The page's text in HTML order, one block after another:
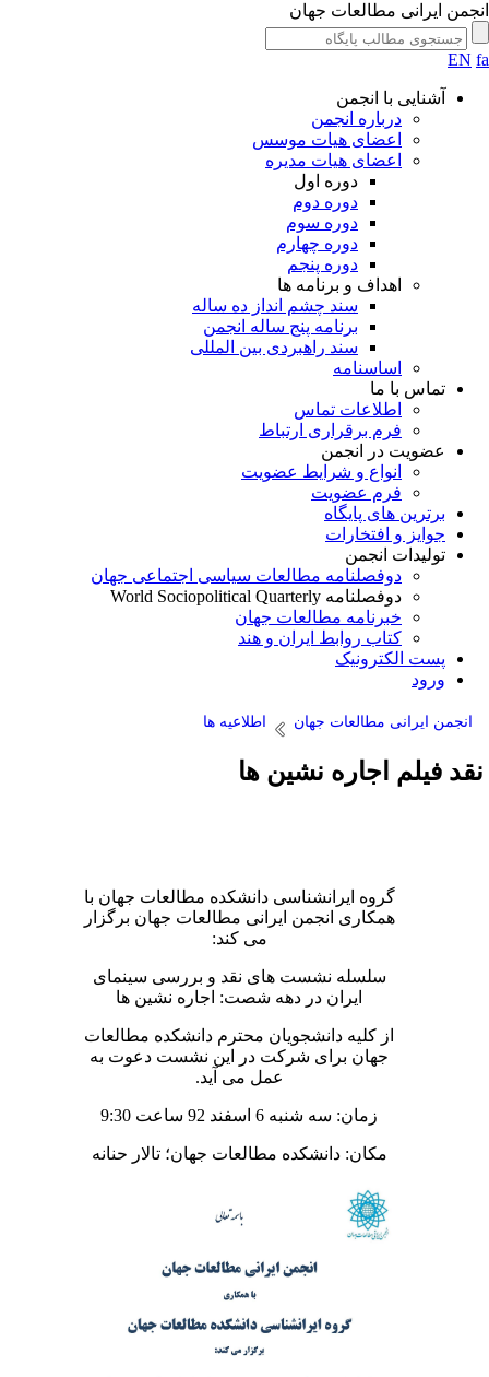
ایرانی مطالعات جهان
EN
آشنایی با انجمن
درباره انجمن
اعضای هیات موسس
اعضای هیات مدیره
دوره اول
دوره دوم
دوره سوم
دوره چهارم
دوره پنجم
اهداف و برنامه ها
سند چشم انداز ده ساله
برنامه پنج ساله انجمن
سند راهبردی بین المللی
اساسنامه
تماس با ما
اطلاعات تماس
فرم برقراری ارتباط
عضویت در انجمن
انواع و شرایط عضویت
فرم عضویت
برترین های پایگاه
جوایز و افتخارات
تولیدات انجمن
دوفصلنامه مطالعات سیاسی اجتماعی جهان
دوفصلنامه World Sociopolitical Quarterly
خبرنامه مطالعات جهان
کتاب روابط ایران و هند
پست الکترونیک
ورود
انجمن ایرانی مطالعات جهان اطلاعیه ها
فیلم اجاره نشین ها
گروه ایرانشناسی دانشکده مطالعات جهان با
همکاری انجمن ایرانی مطالعات جهان برگزار
می کند:
سلسله نشست های نقد و بررسی سینمای
ایران در دهه شصت: اجاره نشین ها
از کلیه دانشجویان محترم دانشکده مطالعات
جهان برای شرکت در این نشست دعوت به
عمل می آید.
زمان: سه شنبه 6 اسفند 92 ساعت 9:30
مکان: دانشکده مطالعات جهان؛ تالار حنانه